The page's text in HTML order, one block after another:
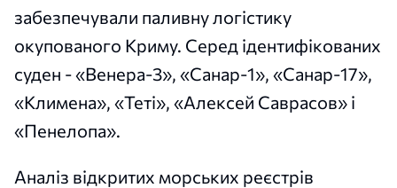
забезпечували паливну логістику
окупованого Криму. Серед ідентифікованих
суден - «Венера-3», «Санар-1», «Санар-17»,
«Климена», «Теті», «Алексей Саврасов» і
«Пенелопа».
Аналіз відкритих морських реєстрів